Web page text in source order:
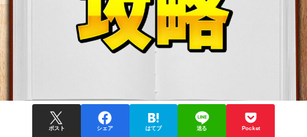
ポスト シェア はてブ 送る Pocket